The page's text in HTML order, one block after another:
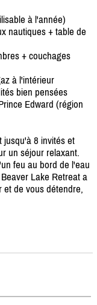
à l'année)
nautiques + table de
+ couchages
à l'intérieur
bien pensées
Edward (région
jusqu'à 8 invités et
un séjour relaxant.
feu au bord de l'eau
Lake Retreat a
de vous détendre,